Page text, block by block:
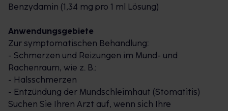
Benzydamin (1,34 mg pro 1 ml Lösung)
Anwendungsgebiete
Zur symptomatischen Behandlung:
- Schmerzen und Reizungen im Mund- und
Rachenraum, wie z. B.:
- Halsschmerzen
- Entzündung der Mundschleimhaut (Stomatitis)
Suchen Sie Ihren Arzt auf, wenn sich Ihre